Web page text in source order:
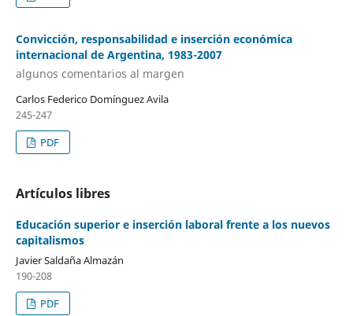
Convicción, responsabilidad e inserción económica
internacional de Argentina, 1983-2007
algunos comentarios al margen
Carlos Federico Domínguez Avila
245-247
PDF
Artículos libres
Educación superior e inserción laboral frente a los nuevos
capitalismos
Javier Saldaña Almazán
190-208
PDF